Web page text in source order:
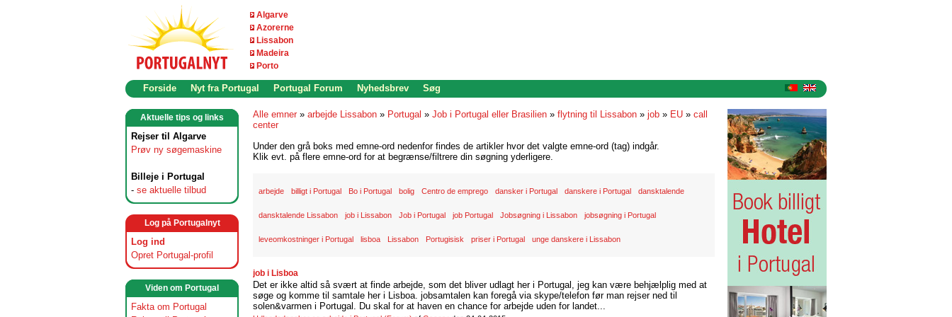
Algarve
Azorerne
Lissabon
Madeira
Porto
Forside Nyt fra Portugal Portugal Forum Nyhedsbrev Søg
Aktuelle tips og links
Rejser til Algarve
Prøv ny søgemaskine
Billeje i Portugal
- se aktuelle tilbud
Log på Portugalnyt
Log ind
Opret Portugal-profil
Viden om Portugal
Fakta om Portugal
Alle emner » arbejde Lissabon » Portugal » Job i Portugal eller Brasilien » flytning til Lissabon » job » EU » call
center
Under den grå boks med emne-ord nedenfor findes de artikler hvor det valgte emne-ord (tag) indgår.
Klik evt. på flere emne-ord for at begrænse/filtrere din søgning yderligere.
arbejde billigt i Portugal Bo i Portugal bolig Centro de emprego dansker i Portugal danskere i Portugal dansktalende
dansktalende Lissabon job i Lissabon Job i Portugal job Portugal Jobsøgning i Lissabon jobsøgning i Portugal
leveomkostninger i Portugal lisboa Lissabon Portugisisk priser i Portugal unge danskere i Lissabon
job i Lisboa
Det er ikke altid så svært at finde arbejde, som det bliver udlagt her i Portugal, jeg kan være behjælplig med at
søge og komme til samtale her i Lisboa. jobsamtalen kan foregå via skype/telefon før man rejser ned til
solen&varmen i Portugal. Du skal for at haven en chance for arbejde uden for landet...